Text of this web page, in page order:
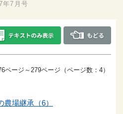
年7月号
ページ～279ページ（ページ数：4）
場継承（6）